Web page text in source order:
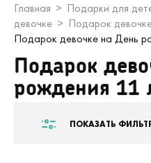
Главная Подарки для
девочке
Подарок
Подарок девочке на День
Подарок
рождения 11
ПОКАЗАТЬ